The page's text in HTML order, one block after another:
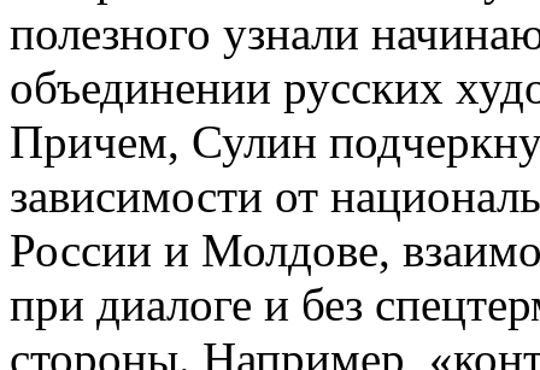
полезного узнали
объединении русских
Причем, Сулин
зависимости от
России и Молдове,
при диалоге и без
стороны. Например,